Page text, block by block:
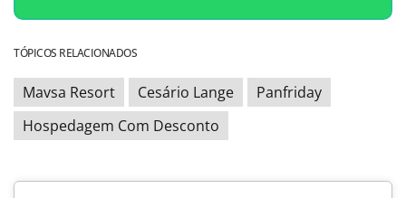
TÓPICOS RELACIONADOS
Mavsa Resort Cesário Lange
Panfriday
Hospedagem Com Desconto